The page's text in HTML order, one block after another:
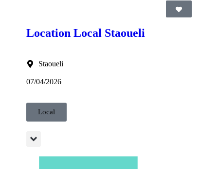
Location Local Staoueli
Staoueli
07/04/2026
Local